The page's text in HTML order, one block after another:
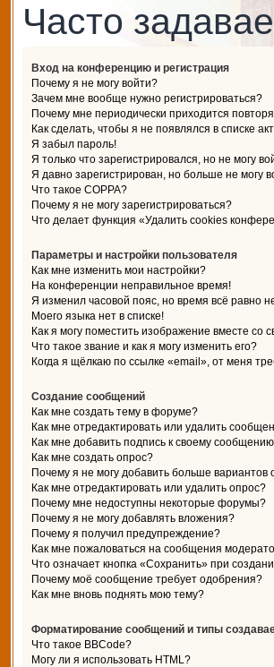
Часто
Вход на конференцию и регистрация
Почему я не могу войти?
Зачем мне вообще нужно регистрироваться?
Почему мне периодически приходится
Как сделать, чтобы я не появлялся в списке
Я забыл пароль!
Я только что зарегистрировался, но не могу
Я давно зарегистрирован, но больше не могу
Что такое COPPA?
Почему я не могу зарегистрироваться?
Что делает функция «Удалить cookies
Параметры и настройки пользователя
Как мне изменить мои настройки?
На конференции неправильное время!
Я изменил часовой пояс, но время всё равно
Моего языка нет в списке!
Как я могу поместить изображение вместе со
Что такое звание и как я могу изменить его?
Когда я щёлкаю по ссылке «email», от меня
Создание сообщений
Как мне создать тему в форуме?
Как мне отредактировать или удалить
Как мне добавить подпись к своему
Как мне создать опрос?
Почему я не могу добавить больше вариантов
Как мне отредактировать или удалить опрос?
Почему мне недоступны некоторые форумы?
Почему я не могу добавлять вложения?
Почему я получил предупреждение?
Как мне пожаловаться на сообщения
Что означает кнопка «Сохранить» при
Почему моё сообщение требует одобрения?
Как мне вновь поднять мою тему?
Форматирование сообщений и типы
Что такое BBCode?
Могу ли я использовать HTML?